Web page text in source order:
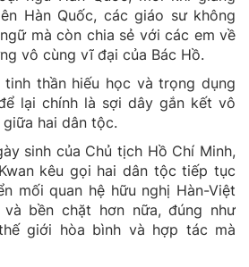
Hàn Quốc, các giáo sư không
mà còn chia sẻ với các em về
vô cùng vĩ đại của Bác Hồ.
thần hiếu học và trọng dụng
lại chính là sợi dây gắn kết vô
hai dân tộc.
sinh của Chủ tịch Hồ Chí Minh,
kêu gọi hai dân tộc tiếp tục
mối quan hệ hữu nghị Hàn-Việt
bền chặt hơn nữa, đúng như
giới hòa bình và hợp tác mà